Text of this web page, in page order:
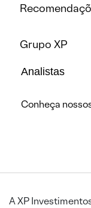
Grupo XP
Analistas
Conheça
A XP